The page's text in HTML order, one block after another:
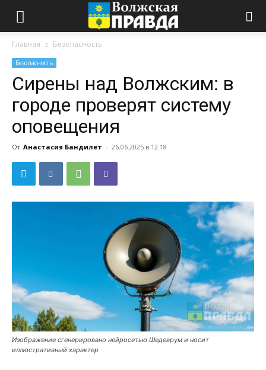
Главная Безопасность
Безопасность
Сирены над Волжским: в
городе проверят систему
оповещения
От Анастасия Бандилет - 26.06.2025 в 12:18
Изображение сгенерировано нейросетью Шедеврум и носит
иллюстративный характер